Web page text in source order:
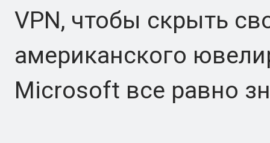
VPN, чтобы скрыть
американского
Microsoft все равно